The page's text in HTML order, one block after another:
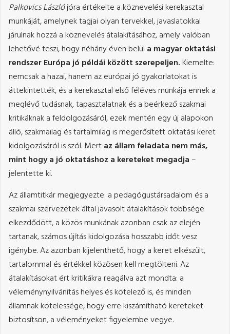
Palkovics Lászlójóra értékelte a köznevelési kerekasztal
munkáját, amelynek tagjai olyan tervekkel, javaslatokkal
járulnak hozzá a köznevelés átalakításához, amely valóban
lehetővé teszi, hogy néhány éven belül a magyar oktatási
rendszer Európa jó példái között szerepeljen.Kiemelte:
nemcsak a hazai, hanem az európai jó gyakorlatokat is
áttekintették, és a kerekasztal első féléves munkája ennek a
meglévő tudásnak, tapasztalatnak és a beérkező szakmai
kritikáknak a feldolgozásáról, ezek mentén egy új alapokon
álló, szakmailag és tartalmilag is megerősített oktatási keret
kidolgozásáról is szól. Mertaz állam feladata nem más,
mint hogy a jó oktatáshoz a kereteket megadja –
jelentette ki.
Az államtitkár megjegyezte: a pedagógustársadalom és a
szakmai szervezetek által javasolt átalakítások többsége
elkezdődött, a közös munkának azonban csak az elején
tartanak, számos újítás kidolgozása hosszabb időt vesz
igénybe. Az azonban kijelenthető, hogy a keret elkészült,
tartalommal és értékkel közösen kell megtölteni. Az
átalakításokat ért kritikákra reagálva azt mondta: a
véleménynyilvánítás helyes és kötelező is, és minden
államnak kötelessége, hogy erre kiszámítható kereteket
biztosítson, a véleményeket figyelembe vegye.